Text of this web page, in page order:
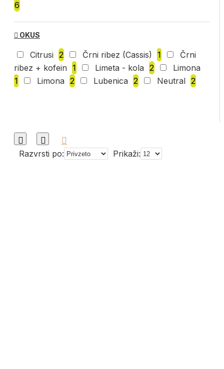
6
OKUS
Citrusi 2 Črni ribez (Cassis) 1
Črni
ribez + kofein 1 Limeta - kola 2
Limona
1
Limona 2 Lubenica 2 Neutral 2
Razvrsti po: Prikaži: